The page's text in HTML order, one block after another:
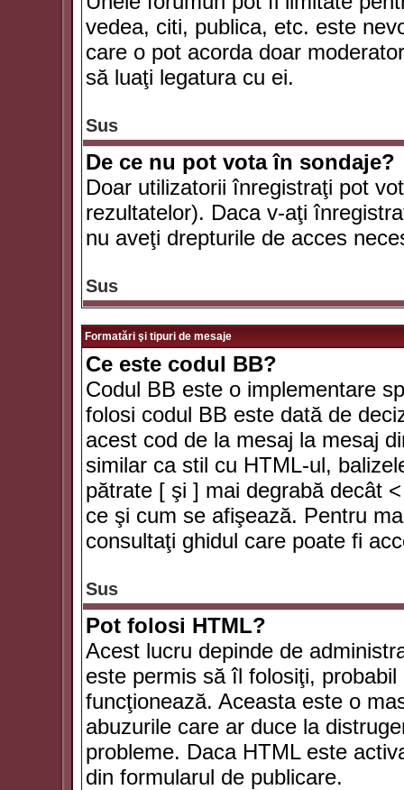
vedea, citi, publica, etc. este
care o pot acorda doar
să luaţi legatura cu ei.
Sus
De ce nu pot vota în sondaje?
Doar utilizatorii înregistraţi pot
rezultatelor). Daca v-aţi
nu aveţi drepturile de acces
Sus
Formatări şi tipuri de mesaje
Ce este codul BB?
Codul BB este o implementare
folosi codul BB este dată de
acest cod de la mesaj la mesaj
similar ca stil cu HTML-ul,
pătrate [ şi ] mai degrabă decât
ce şi cum se afişează. Pentru
consultaţi ghidul care poate fi
Sus
Pot folosi HTML?
Acest lucru depinde de
este permis să îl folosiţi,
funcţionează. Aceasta este o
abuzurile care ar duce la
probleme. Daca HTML este
din formularul de publicare.